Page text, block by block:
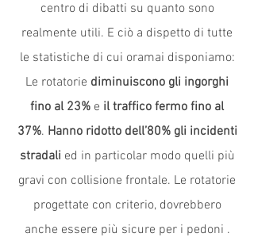
centro di dibatti su quanto sono
realmente utili. E ciò a dispetto di tutte
le statistiche di cui oramai disponiamo:
Le rotatorie diminuiscono gli ingorghi
fino al 23% e il traffico fermo fino al
37%. Hanno ridotto dell’80% gli incidenti
stradali ed in particolar modo quelli più
gravi con collisione frontale. Le rotatorie
progettate con criterio, dovrebbero
anche essere più sicure per i pedoni .